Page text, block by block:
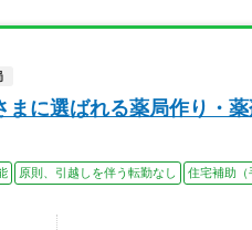
に選ばれる薬局作り・
原則、引越しを伴う転勤なし 住宅補助（